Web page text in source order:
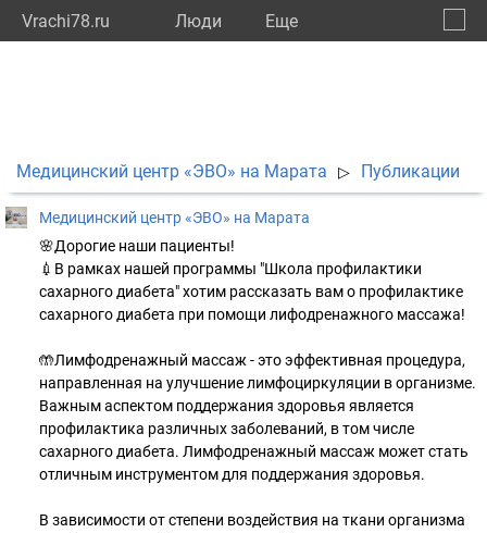
Vrachi78.ru Люди Eще
Медицинский центр «ЭВО» на Марата ▷ Публикации
Медицинский центр «ЭВО» на Марата
🌸Дорогие наши пациенты!
💉В рамках нашей программы "Школа профилактики
сахарного диабета" хотим рассказать вам о профилактике
сахарного диабета при помощи лифодренажного массажа!
🤲Лимфодренажный массаж - это эффективная процедура,
направленная на улучшение лимфоциркуляции в организме.
Важным аспектом поддержания здоровья является
профилактика различных заболеваний, в том числе
сахарного диабета. Лимфодренажный массаж может стать
отличным инструментом для поддержания здоровья.
В зависимости от степени воздействия на ткани организма